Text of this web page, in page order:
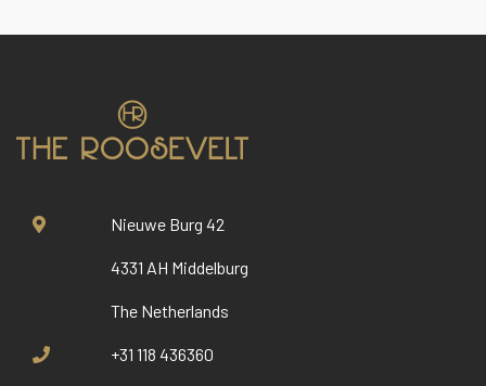
Nieuwe Burg 42
4331 AH Middelburg
The Netherlands
+31 118 436360